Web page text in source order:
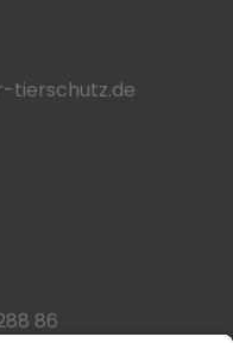
tierschutz.de
86